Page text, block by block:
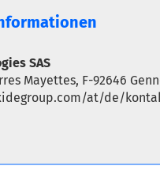
SAS
Mayettes, F-92646
at/de/